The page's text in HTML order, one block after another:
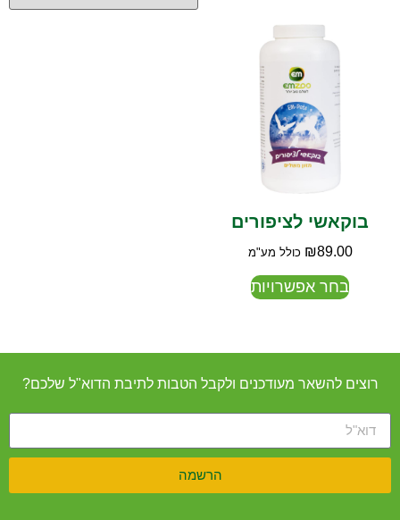
בוקאשי לציפורים
₪89.00 כולל מע"מ
בחר אפשרויות
רוצים להשאר מעודכנים ולקבל הטבות לתיבת הדוא"ל שלכם?
הרשמה